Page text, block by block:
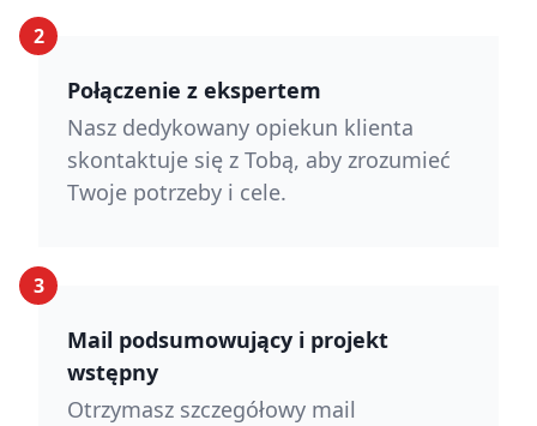
2
Połączenie z ekspertem
Nasz dedykowany opiekun klienta
skontaktuje się z Tobą, aby zrozumieć
Twoje potrzeby i cele.
3
Mail podsumowujący i projekt
wstępny
Otrzymasz szczegółowy mail